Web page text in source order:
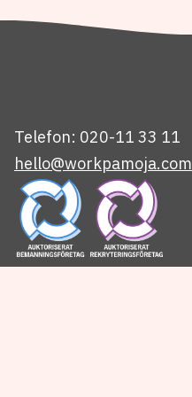
Telefon: 020-11 33 11
hello@workpamoja.com